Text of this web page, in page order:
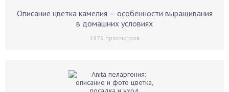
Описание цветка камелия — особенности выращивания
в домашних условиях
1976 просмотров